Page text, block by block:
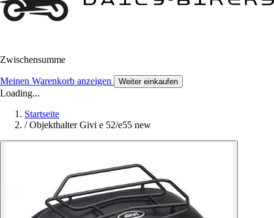
Zwischensumme
Meinen Warenkorb anzeigen Weiter einkaufen
Loading...
Startseite
/ Objekthalter Givi e 52/e55 new